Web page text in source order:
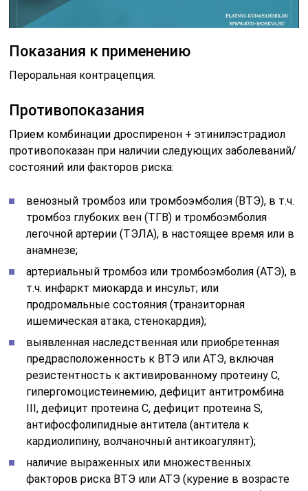
Показания к применению
Пероральная контрацепция.
Противопоказания
Прием комбинации дроспиренон + этинилэстрадиол
противопоказан при наличии следующих заболеваний/
состояний или факторов риска:
венозный тромбоз или тромбоэмболия (ВТЭ), в т.ч.
тромбоз глубоких вен (ТГВ) и тромбоэмболия
легочной артерии (ТЭЛА), в настоящее время или в
анамнезе;
артериальный тромбоз или тромбоэмболия (АТЭ), в
т.ч. инфаркт миокарда и инсульт; или
продромальные состояния (транзиторная
ишемическая атака, стенокардия);
выявленная наследственная или приобретенная
предрасположенность к ВТЭ или АТЭ, включая
резистентность к активированному протеину С,
гипергомоцистеинемию, дефицит антитромбина
III, дефицит протеина С, дефицит протеина S,
антифосфолипидные антитела (антитела к
кардиолипину, волчаночный антикоагулянт);
наличие выраженных или множественных
факторов риска ВТЭ или АТЭ (курение в возрасте